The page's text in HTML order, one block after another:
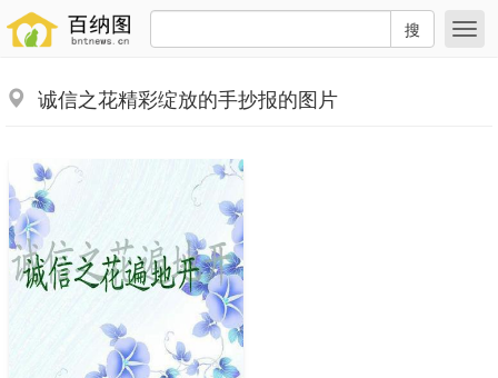
搜
诚信之花精彩绽放的手抄报的图片